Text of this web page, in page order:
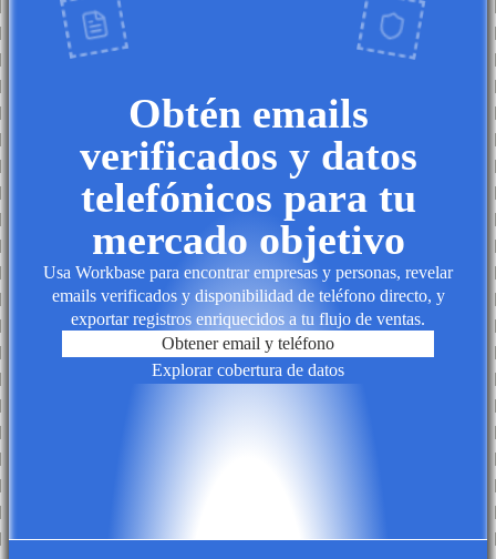
Obtén emails
verificados y datos
telefónicos para tu
mercado objetivo
Usa Workbase para encontrar empresas y personas, revelar
emails verificados y disponibilidad de teléfono directo, y
exportar registros enriquecidos a tu flujo de ventas.
Obtener email y teléfono
Explorar cobertura de datos